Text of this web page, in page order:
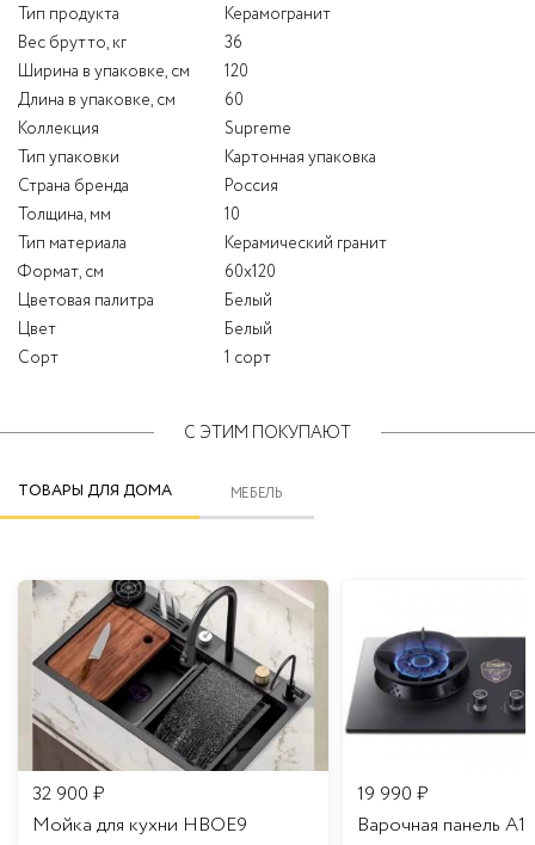
Тип продукта
Керамогранит
Вес брутто, кг
36
Ширина в упаковке, см
120
Длина в упаковке, см
60
Коллекция
Supreme
Тип упаковки
Картонная упаковка
Страна бренда
Россия
Толщина, мм
10
Тип материала
Керамический гранит
Формат, см
60x120
Цветовая палитра
Белый
Цвет
Белый
Сорт
1 сорт
С ЭТИМ ПОКУПАЮТ
ТОВАРЫ ДЛЯ ДОМА МЕБЕЛЬ
32 900 ₽
Мойка для кухни HBOE9
19 990 ₽
Варочная панель A16